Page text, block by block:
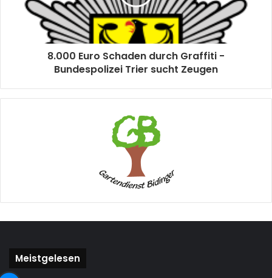
8.000 Euro Schaden durch Graffiti -
Bundespolizei Trier sucht Zeugen
Meistgelesen